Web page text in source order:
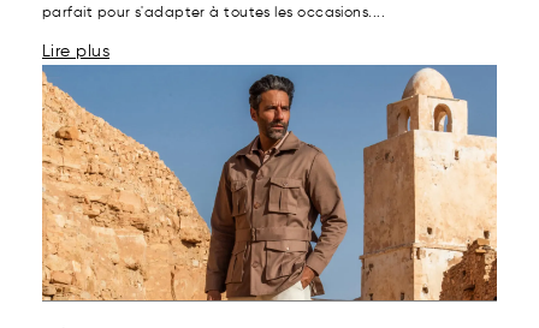
parfait pour s'adapter à toutes les occasions....
Lire plus